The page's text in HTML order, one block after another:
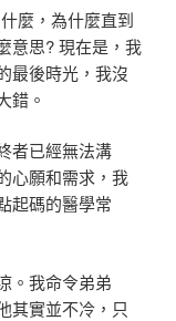
麼，為什麼直到
意思? 現在是，我
最後時光，我沒
錯。
者已經無法溝
心願和需求，我
起碼的醫學常
。我命令弟弟
其實並不冷，只